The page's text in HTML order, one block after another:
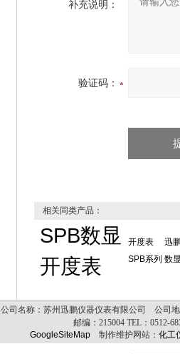
补充说明：
验证码：
相关同类产品：
SPB数显
开度表
开度表
SPB系列
迅
数
公司名称：苏州迅鹏仪器仪表有限公司 公司
邮编： 215004 TEL： 0512-
GoogleSiteMap制作维护网站： 化工